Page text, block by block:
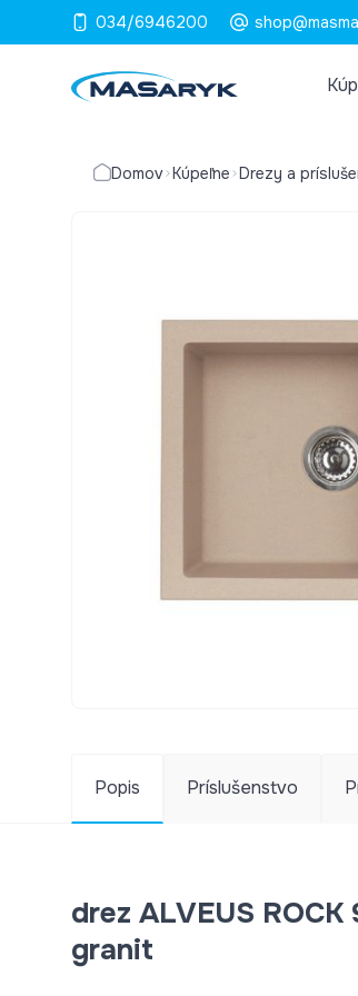
034/6946200
Domov Kúpeľne Drezy a
Popis Príslušenstvo
drez ALVEUS
granit